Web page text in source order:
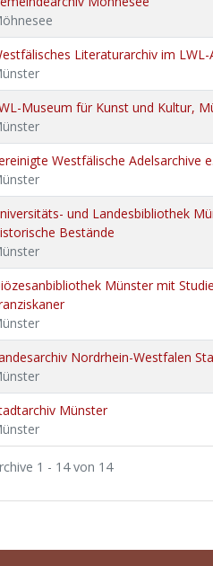
Literaturarchiv im
Museum für Kunst und Kultur,
Westfälische Adelsarchive
und Landesbibliothek
Bestände
Münster mit
Nordrhein-Westfalen
Münster
1 - 14 von 14